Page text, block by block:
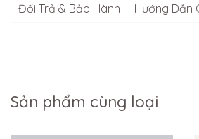
Đổi Trả & Bảo Hành Hướng Dẫn
Sản phẩm cùng loại